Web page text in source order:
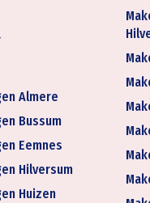
Almere
Bussum
Eemnes
Hilversum
Huizen